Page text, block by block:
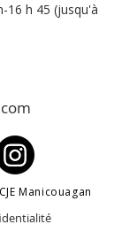
16 h 45 (jusqu'à
Manicouagan